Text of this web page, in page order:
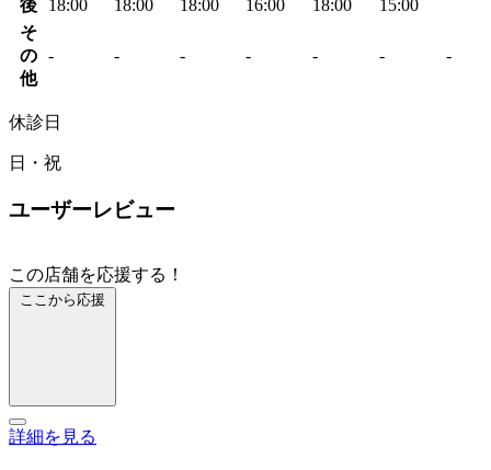
後
18:00
18:00
18:00
16:00
18:00
15:00
そ
の
他
- - - - - - -
休診日
日・祝
ユーザーレビュー
この店舗を応援する！
ここから応援
詳細を見る